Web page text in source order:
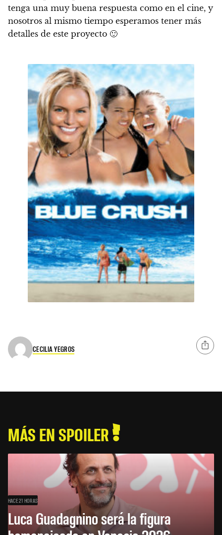
tenga una muy buena respuesta como en el cine, y
nosotros al mismo tiempo esperamos tener más
detalles de este proyecto 🙂
CECILIA YEGROS
MÁS EN SPOILER
HACE 21 HORAS
Luca Guadagnino será la figura